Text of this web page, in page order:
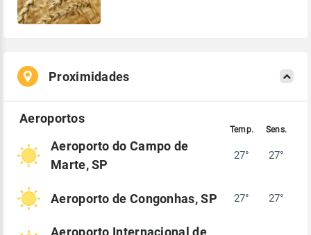
Proximidades
Aeroporto do Campo de
Marte, SP
27° 27°
Aeroporto de Congonhas, SP 27° 27°
Aeroporto Internacional de